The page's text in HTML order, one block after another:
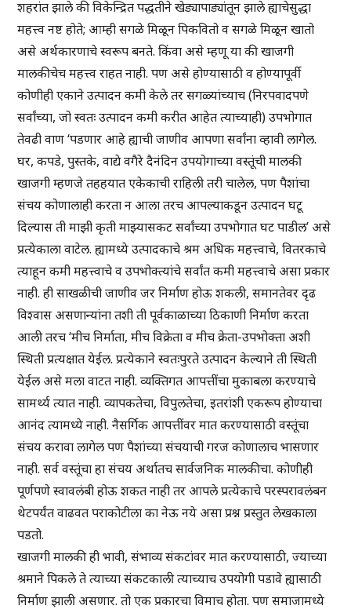
शहरांत झाले की विकेन्द्रित पद्धतीने खेड्यापाड्यांतून झाले ह्याचेसुद्धा
महत्त्व नष्ट होते; आम्ही सगळे मिळून पिकवितो व सगळे मिळून खातो
असे अर्थकारणाचे स्वरूप बनते. किंवा असे म्हणू या की खाजगी
मालकीचेच महत्त्व राहत नाही. पण असे होण्यासाठी व होण्यापूर्वी
कोणीही एकाने उत्पादन कमी केले तर सगळ्यांच्याच (निरपवादपणे
सर्वांच्या, जो स्वतः उत्पादन कमी करीत आहेत त्याच्याही) उपभोगात
तेवढी वाण ‘पडणार आहे ह्याची जाणीव आपणा सर्वांना व्हावी लागेल.
घर, कपडे, पुस्तके, वाद्ये वगैरे दैनंदिन उपयोगाच्या वस्तूंची मालकी
खाजगी म्हणजे तहहयात एकेकाची राहिली तरी चालेल, पण पैशांचा
संचय कोणालाही करता न आला तरच आपल्याकडून उत्पादन घटू
दिल्यास ती माझी कृती माझ्यासकट सर्वांच्या उपभोगात घट पाडील’ असे
प्रत्येकाला वाटेल. ह्यामध्ये उत्पादकाचे श्रम अधिक महत्त्वाचे, वितरकाचे
त्याहून कमी महत्त्वाचे व उपभोक्त्यांचे सर्वांत कमी महत्त्वाचे असा प्रकार
नाही. ही साखळीची जाणीव जर निर्माण होऊ शकली, समानतेवर दृढ
विश्वास असणान्यांना तशी ती पूर्वकाळाच्या ठिकाणी निर्माण करता
आली तरच ‘मीच निर्माता, मीच विक्रेता व मीच क्रेता-उपभोक्ता अशी
स्थिती प्रत्यक्षात येईल. प्रत्येकाने स्वतःपुरते उत्पादन केल्याने ती स्थिती
येईल असे मला वाटत नाही. व्यक्तिगत आपत्तींचा मुकाबला करण्याचे
सामर्थ्य त्यात नाही. व्यापकतेचा, विपुलतेचा, इतरांशी एकरूप होण्याचा
आनंद त्यामध्ये नाही. नैसर्गिक आपत्तींवर मात करण्यासाठी वस्तूंचा
संचय करावा लागेल पण पैशांच्या संचयाची गरज कोणालाच भासणार
नाही. सर्व वस्तूंचा हा संचय अर्थातच सार्वजनिक मालकीचा. कोणीही
पूर्णपणे स्वावलंबी होऊ शकत नाही तर आपले प्रत्येकाचे परस्परावलंबन
थेटपर्यंत वाढवत पराकोटीला का नेऊ नये असा प्रश्न प्रस्तुत लेखकाला
पडतो.
खाजगी मालकी ही भावी, संभाव्य संकटांवर मात करण्यासाठी, ज्याच्या
श्रमाने पिकले ते त्याच्या संकटकाली त्याच्याच उपयोगी पडावे ह्यासाठी
निर्माण झाली असणार. तो एक प्रकारचा विमाच होता. पण समाजामध्ये